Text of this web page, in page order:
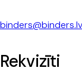
binders@binders.lv
Rekvizīti